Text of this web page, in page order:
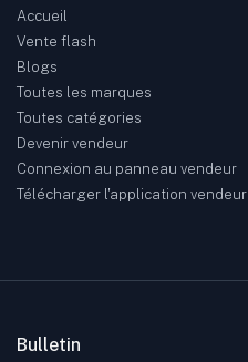
Accueil
Vente flash
Blogs
Toutes les marques
Toutes catégories
Devenir vendeur
Connexion au panneau vendeur
Télécharger l'application vendeur
Bulletin